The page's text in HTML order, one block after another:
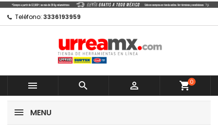
Teléfono: 3336193959
   shopping_cart0
MENU
Mi lista de regalos
Crear nueva lista
((modalTitle))
((confirmMessage))
((cancelText))
((modalDeleteText))
Crear lista de deseos
Nombre de la lista de deseos
Cancelar
Iniciar sesión
Debe iniciar sesión para guardar productos en su
lista de deseos.
Cancelar
Iniciar sesión